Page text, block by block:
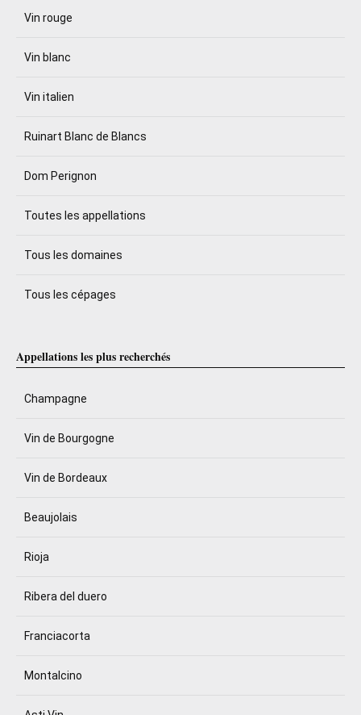
Vin rouge
Vin blanc
Vin italien
Ruinart Blanc de Blancs
Dom Perignon
Toutes les appellations
Tous les domaines
Tous les cépages
Appellations les plus recherchés
Champagne
Vin de Bourgogne
Vin de Bordeaux
Beaujolais
Rioja
Ribera del duero
Franciacorta
Montalcino